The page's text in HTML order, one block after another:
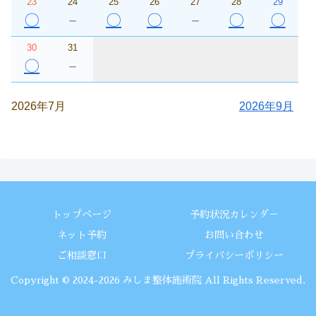
〇 － 〇 〇 － 〇 〇
30
〇
31
－
2026年7月 2026年9月
トップページ 予約状況カレンダ－
ネット予約 お問い合わせ
ご相談窓口 プライバシーポリシー
Copyright © 2024-2026 みしま整体施術院 All Rights Reserved.